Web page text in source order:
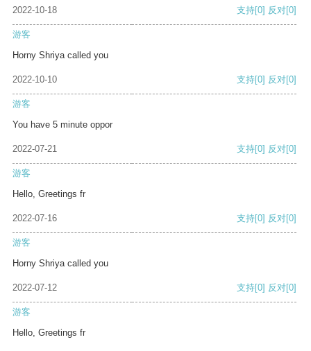
2022-10-18 支持[0] 反对[0]
游客
Horny Shriya called you
2022-10-10 支持[0] 反对[0]
游客
You have 5 minute oppor
2022-07-21 支持[0] 反对[0]
游客
Hello, Greetings fr
2022-07-16 支持[0] 反对[0]
游客
Horny Shriya called you
2022-07-12 支持[0] 反对[0]
游客
Hello, Greetings fr